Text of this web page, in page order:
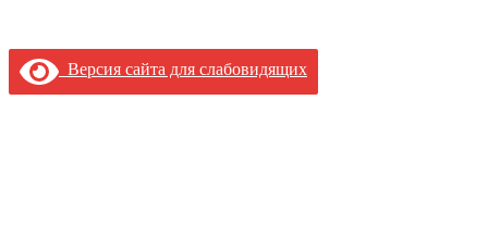
Версия сайта для слабовидящих